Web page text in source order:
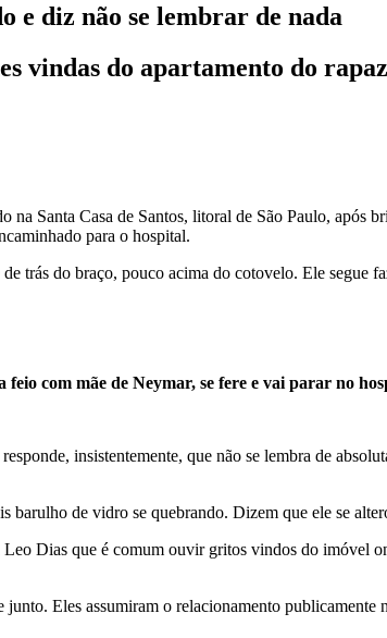
e diz não se lembrar de nada
vindas do apartamento do rapaz
Santa Casa de Santos, litoral de São Paulo, após
para o hospital.
trás do braço, pouco acima do cotovelo. Ele segue
feio com mãe de Neymar, se fere e vai parar no
insistentemente, que não se lembra de
de vidro se quebrando. Dizem que ele se
Dias que é comum ouvir gritos vindos do imóvel
Eles assumiram o relacionamento